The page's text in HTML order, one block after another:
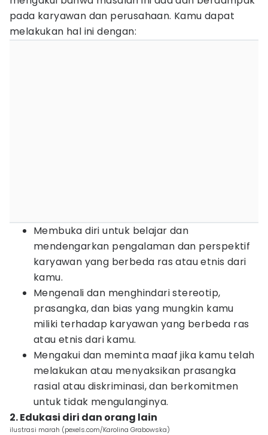
pada karyawan dan perusahaan. Kamu dapat
melakukan hal ini dengan:
Membuka diri untuk belajar dan
mendengarkan pengalaman dan perspektif
karyawan yang berbeda ras atau etnis dari
kamu.
Mengenali dan menghindari stereotip,
prasangka, dan bias yang mungkin kamu
miliki terhadap karyawan yang berbeda ras
atau etnis dari kamu.
Mengakui dan meminta maaf jika kamu telah
melakukan atau menyaksikan prasangka
rasial atau diskriminasi, dan berkomitmen
untuk tidak mengulanginya.
2. Edukasi diri dan orang lain
ilustrasi marah (pexels.com/Karolina Grabowska)